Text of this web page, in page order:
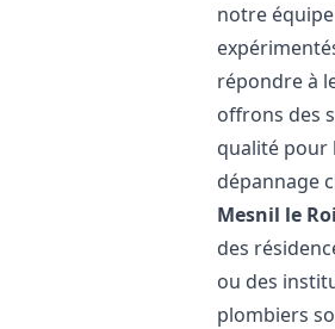
notre
répondre à
offrons des
qualité pour
dépannage
Mesnil le Roi
des
ou des
plombiers